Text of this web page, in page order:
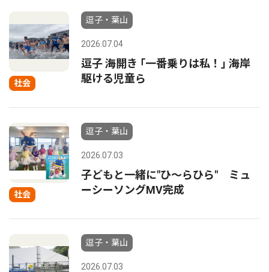
社会
逗子・葉山
2026.07.04
逗子 海開き ｢一番乗りは私！｣ 海岸
駆ける児童ら
社会
逗子・葉山
2026.07.03
子どもと一緒に"ひ〜らひら" ミュ
ーシーソングMV完成
逗子・葉山
2026.07.03